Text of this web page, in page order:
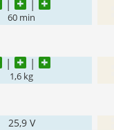
60 min
1,6 kg
‎25,9 V